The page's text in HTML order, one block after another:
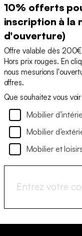
10% offerts
inscription à la
d'ouverture)
Offre valable dès
Hors prix rouges. En
nous mesurions
offres.
Que souhaitez vous
Mobilier
Mobilier
Mobilier et